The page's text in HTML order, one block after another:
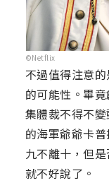
©Netflix
不過值得注意
的可能性。畢
集體裁不得不
的海軍爺爺卡
九不離十，但
就不好說了。